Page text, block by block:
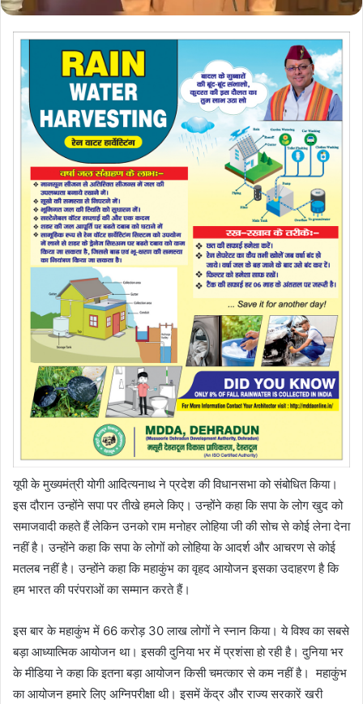
यूपी के मुख्यमंत्री योगी आदित्यनाथ ने प्रदेश की विधानसभा को संबोधित किया।
इस दौरान उन्होंने सपा पर तीखे हमले किए। उन्होंने कहा कि सपा के लोग खुद को
समाजवादी कहते हैं लेकिन उनको राम मनोहर लोहिया जी की सोच से कोई लेना देना
नहीं है। उन्होंने कहा कि सपा के लोगों को लोहिया के आदर्श और आचरण से कोई
मतलब नहीं है। उन्होंने कहा कि महाकुंभ का वृहद आयोजन इसका उदाहरण है कि
हम भारत की परंपराओं का सम्मान करते हैं।
इस बार के महाकुंभ में 66 करोड़ 30 लाख लोगों ने स्नान किया। ये विश्व का सबसे
बड़ा आध्यात्मिक आयोजन था। इसकी दुनिया भर में प्रशंसा हो रही है। दुनिया भर
के मीडिया ने कहा कि इतना बड़ा आयोजन किसी चमत्कार से कम नहीं है। महाकुंभ
का आयोजन हमारे लिए अग्निपरीक्षा थी। इसमें केंद्र और राज्य सरकारें खरी